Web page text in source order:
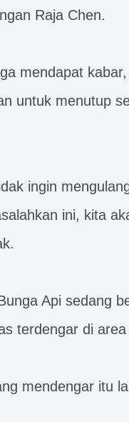
Raja Chen.
mendapat
untuk menutup
ingin
ini, kita
Api sedang
terdengar di
mendengar itu